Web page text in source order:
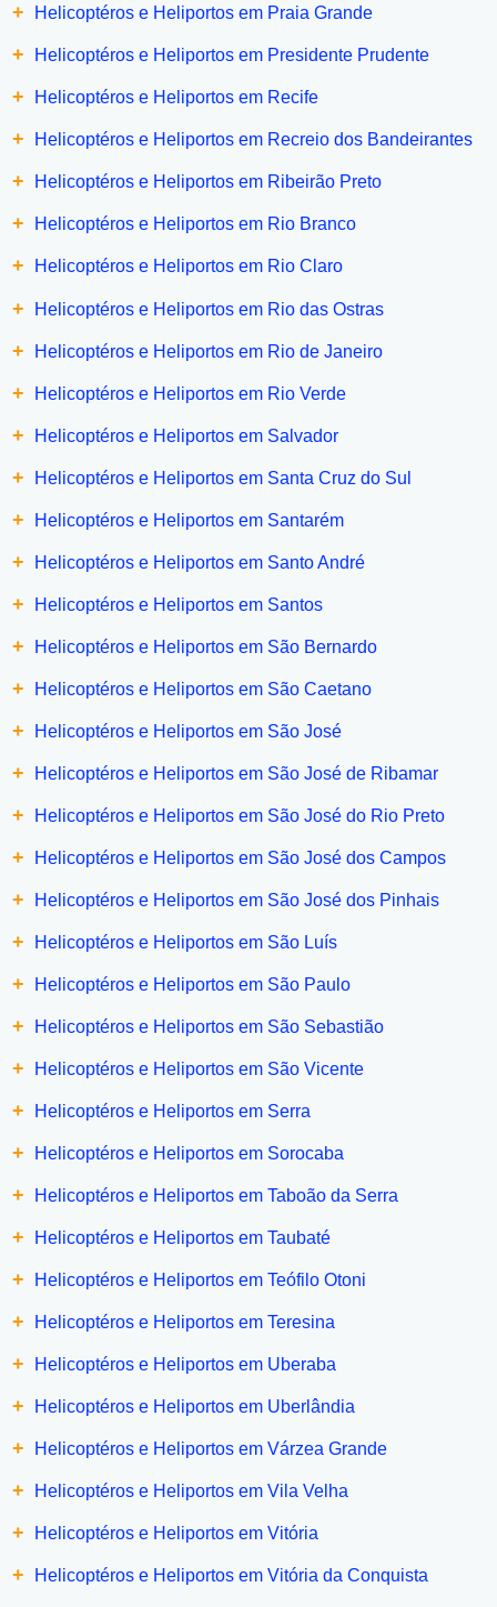
+ Helicoptéros e Heliportos em Praia Grande
+ Helicoptéros e Heliportos em Presidente Prudente
+ Helicoptéros e Heliportos em Recife
+ Helicoptéros e Heliportos em Recreio dos Bandeirantes
+ Helicoptéros e Heliportos em Ribeirão Preto
+ Helicoptéros e Heliportos em Rio Branco
+ Helicoptéros e Heliportos em Rio Claro
+ Helicoptéros e Heliportos em Rio das Ostras
+ Helicoptéros e Heliportos em Rio de Janeiro
+ Helicoptéros e Heliportos em Rio Verde
+ Helicoptéros e Heliportos em Salvador
+ Helicoptéros e Heliportos em Santa Cruz do Sul
+ Helicoptéros e Heliportos em Santarém
+ Helicoptéros e Heliportos em Santo André
+ Helicoptéros e Heliportos em Santos
+ Helicoptéros e Heliportos em São Bernardo
+ Helicoptéros e Heliportos em São Caetano
+ Helicoptéros e Heliportos em São José
+ Helicoptéros e Heliportos em São José de Ribamar
+ Helicoptéros e Heliportos em São José do Rio Preto
+ Helicoptéros e Heliportos em São José dos Campos
+ Helicoptéros e Heliportos em São José dos Pinhais
+ Helicoptéros e Heliportos em São Luís
+ Helicoptéros e Heliportos em São Paulo
+ Helicoptéros e Heliportos em São Sebastião
+ Helicoptéros e Heliportos em São Vicente
+ Helicoptéros e Heliportos em Serra
+ Helicoptéros e Heliportos em Sorocaba
+ Helicoptéros e Heliportos em Taboão da Serra
+ Helicoptéros e Heliportos em Taubaté
+ Helicoptéros e Heliportos em Teófilo Otoni
+ Helicoptéros e Heliportos em Teresina
+ Helicoptéros e Heliportos em Uberaba
+ Helicoptéros e Heliportos em Uberlândia
+ Helicoptéros e Heliportos em Várzea Grande
+ Helicoptéros e Heliportos em Vila Velha
+ Helicoptéros e Heliportos em Vitória
+ Helicoptéros e Heliportos em Vitória da Conquista